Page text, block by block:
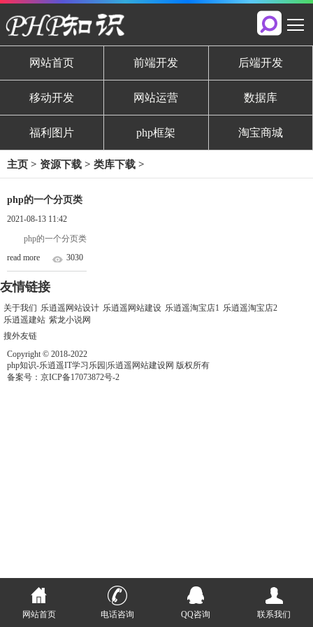
网站首页 前端开发 后端开发
移动开发 网站运营 数据库
福利图片 php框架 淘宝商城
主页 > 资源下载 > 类库下载 >
php的一个分页类
2021-08-13 11:42
php的一个分页类
read more
3030
友情链接
关于我们 乐逍遥网站设计 乐逍遥网站建设 乐逍遥淘宝店1 乐逍遥淘宝店2
乐逍遥建站 紫龙小说网
搜外友链
Copyright © 2018-2022
php知识-乐逍遥IT学习乐园|乐逍遥网站建设网 版权所有
备案号： 京ICP备17073872号-2
网站首页 电话咨询 QQ咨询 联系我们